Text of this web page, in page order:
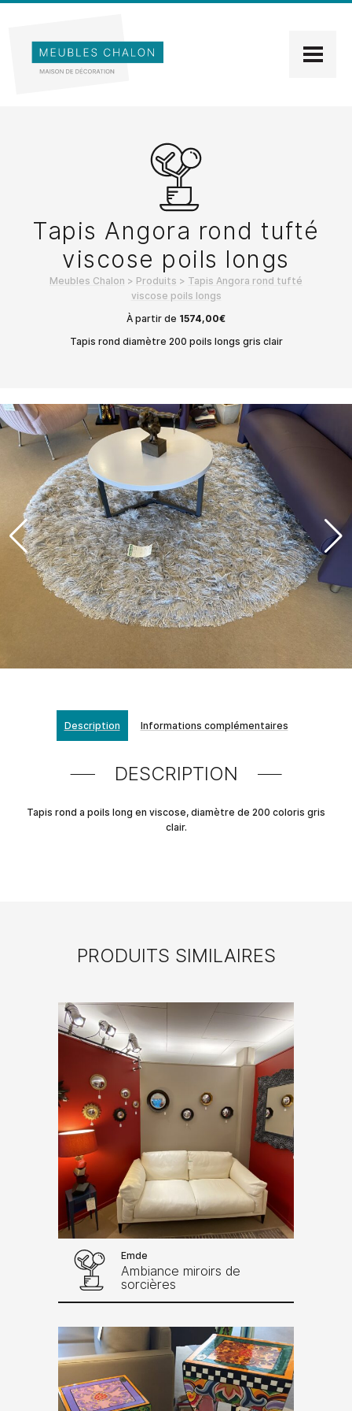
Tapis Angora rond tufté
viscose poils longs
Meubles Chalon > Produits > Tapis Angora rond tufté
viscose poils longs
À partir de 1574,00€
Tapis rond diamètre 200 poils longs gris clair
Description Informations complémentaires
DESCRIPTION
Tapis rond a poils long en viscose, diamètre de 200 coloris gris
clair.
PRODUITS SIMILAIRES
Emde
Ambiance miroirs de
sorcières